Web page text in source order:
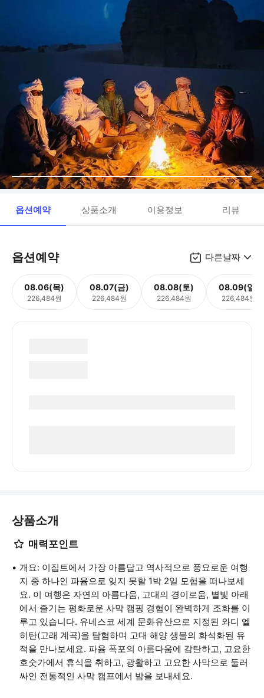
옵션예약 상품소개 이용정보 리뷰
옵션예약 다른날짜
08.06(목)
226,484원
08.07(금)
226,484원
08.08(토)
226,484원
08.09(일)
226,484원
상품소개
매력포인트
개요: 이집트에서 가장 아름답고 역사적으로 풍요로운 여행
지 중 하나인 파윰으로 잊지 못할 1박 2일 모험을 떠나보세
요. 이 여행은 자연의 아름다움, 고대의 경이로움, 별빛 아래
에서 즐기는 평화로운 사막 캠핑 경험이 완벽하게 조화를 이
루고 있습니다. 유네스코 세계 문화유산으로 지정된 와디 엘
히탄(고래 계곡)을 탐험하며 고대 해양 생물의 화석화된 유
적을 만나보세요. 파윰 폭포의 아름다움에 감탄하고, 고요한
호숫가에서 휴식을 취하고, 광활하고 고요한 사막으로 둘러
싸인 전통적인 사막 캠프에서 밤을 보내세요.